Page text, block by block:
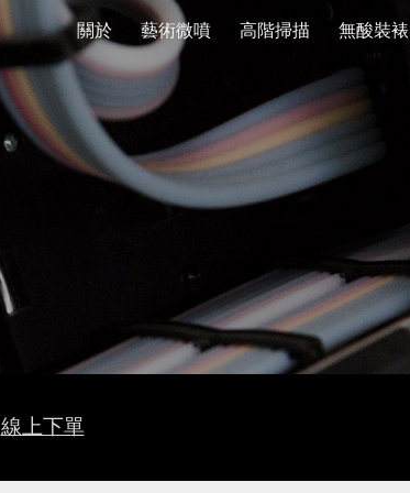
Skip to navigation
關於 藝術微噴 高階掃描 無酸裝裱
線上下單